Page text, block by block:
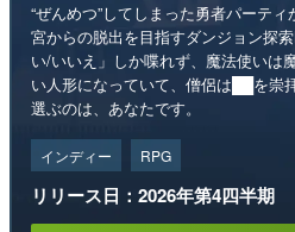
“ぜんめつ”してしまった勇者パーテ
宮からの脱出を目指すダンジョン探
い/いいえ」しか喋れず、魔法使いは
い人形になっていて、僧侶は██を崇
選ぶのは、あなたです。
インディー RPG
リリース日：2026年第4四半期